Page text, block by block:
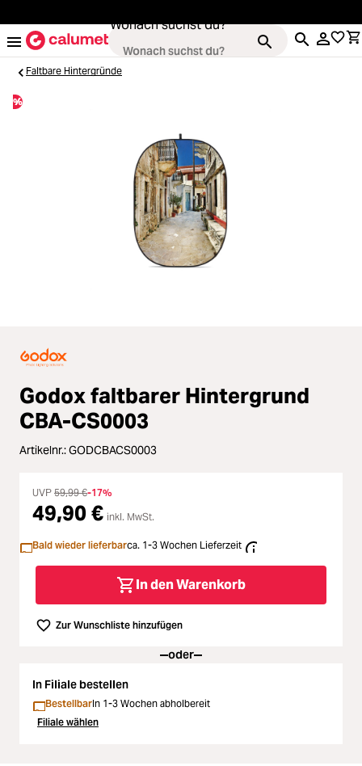
Wonach suchst du?
Objektive
Video & Drohnen
Stative & Gimbals
Loading... Zubehör
Loading... Licht & Studio
Loading... Bildbearbeitung
Loading... Ferngläser
Loading... Second Hand
Loading...
Loading...
Faltbare Hintergründe
%
Godox faltbarer Hintergrund
CBA-CS0003
Artikelnr.:GODCBACS0003
UVP 59,99 €-17%
49,90 € inkl. MwSt.
Bald wieder lieferbarca. 1-3 Wochen Lieferzeit
In den Warenkorb
Zur Wunschliste hinzufügen
oder
In Filiale bestellen
BestellbarIn 1-3 Wochen abholbereit
Filiale wählen